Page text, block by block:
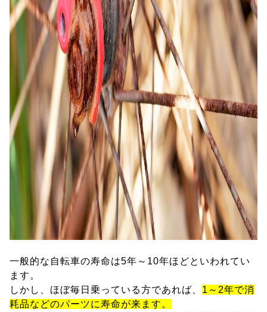
一般的な自転車の寿命は5年～10年ほどといわれてい
ます。
しかし、ほぼ毎日乗っている方であれば、 1～2年で消
耗品などのパーツに寿命が来ます。